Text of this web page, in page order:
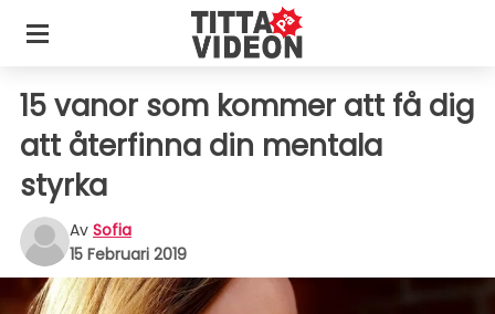
15 vanor som kommer att få dig
att återfinna din mentala
styrka
Av Sofia
15 Februari 2019